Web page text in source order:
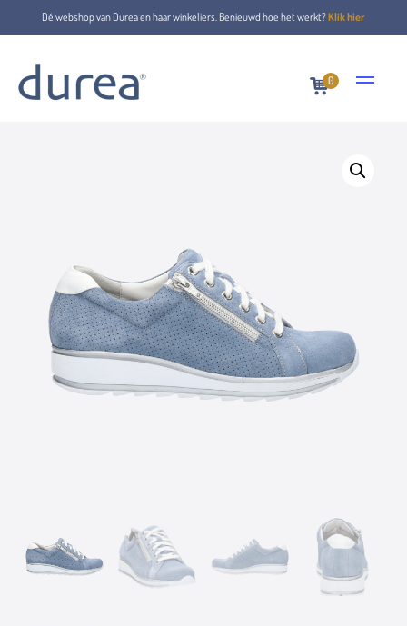
Dé webshop van Durea en haar winkeliers. Benieuwd hoe het werkt?Klik hier
0
Home Lace-up shoes